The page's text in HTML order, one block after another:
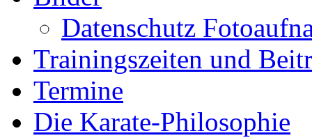
Datenschutz
Trainingszeiten und
Termine
Die Karate-Philosophie